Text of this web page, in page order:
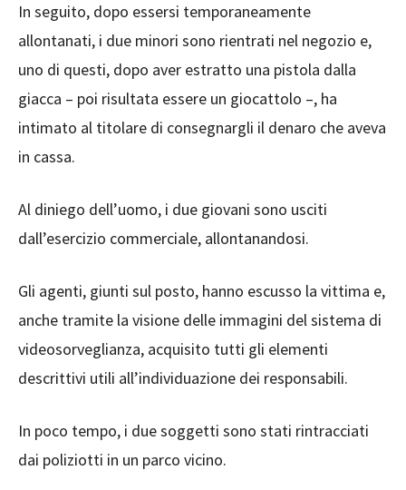
In seguito, dopo essersi temporaneamente
allontanati, i due minori sono rientrati nel negozio e,
uno di questi, dopo aver estratto una pistola dalla
giacca – poi risultata essere un giocattolo –, ha
intimato al titolare di consegnargli il denaro che aveva
in cassa.
Al diniego dell’uomo, i due giovani sono usciti
dall’esercizio commerciale, allontanandosi.
Gli agenti, giunti sul posto, hanno escusso la vittima e,
anche tramite la visione delle immagini del sistema di
videosorveglianza, acquisito tutti gli elementi
descrittivi utili all’individuazione dei responsabili.
In poco tempo, i due soggetti sono stati rintracciati
dai poliziotti in un parco vicino.